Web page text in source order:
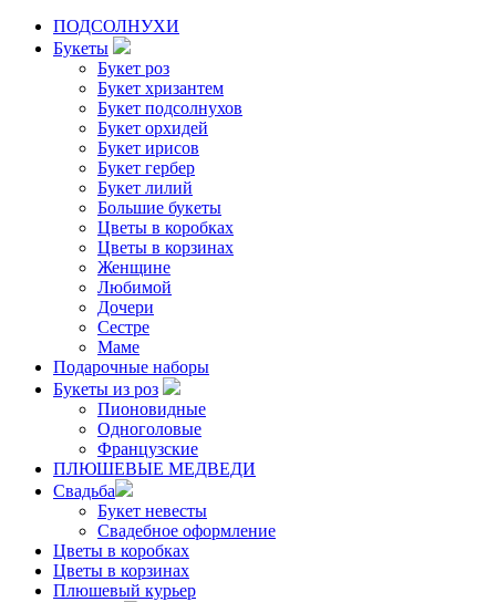
ПОДСОЛНУХИ
Букеты
Букет роз
Букет хризантем
Букет подсолнухов
Букет орхидей
Букет ирисов
Букет гербер
Букет лилий
Большие букеты
Цветы в коробках
Цветы в корзинах
Женщине
Любимой
Дочери
Сестре
Маме
Подарочные наборы
Букеты из роз
Пионовидные
Одноголовые
Французские
ПЛЮШЕВЫЕ МЕДВЕДИ
Свадьба
Букет невесты
Свадебное оформление
Цветы в коробках
Цветы в корзинах
Плюшевый курьер